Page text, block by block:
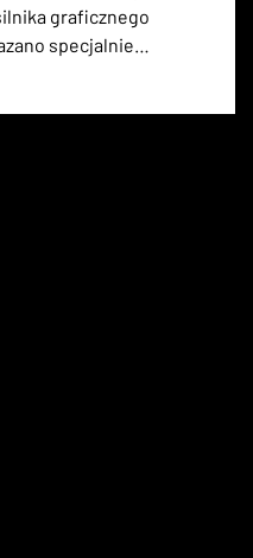
graficznego
specjalnie